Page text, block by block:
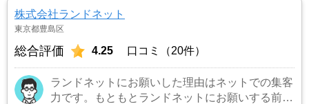
株式会社ランドネット
東京都豊島区
総合評価 4.25 口コミ（20件）
ランドネットにお願いした理由はネットでの集客
力です。もともとランドネットにお願いする前は